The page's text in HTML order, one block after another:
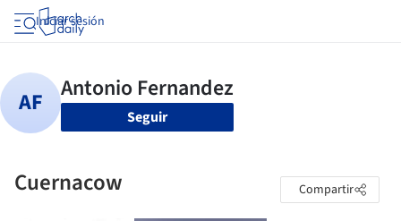
Iniciar sesión
Seguir
Cuernacow Compartir